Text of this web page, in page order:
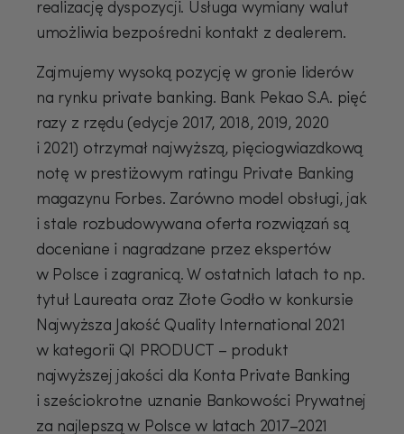
realizację dyspozycji. Usługa wymiany walut
umożliwia bezpośredni kontakt z dealerem.
Zajmujemy wysoką pozycję w gronie liderów
na rynku private banking. Bank Pekao S.A. pięć
razy z rzędu (edycje 2017, 2018, 2019, 2020
i 2021) otrzymał najwyższą, pięciogwiazdkową
notę w prestiżowym ratingu Private Banking
magazynu Forbes. Zarówno model obsługi, jak
i stale rozbudowywana oferta rozwiązań są
doceniane i nagradzane przez ekspertów
w Polsce i zagranicą. W ostatnich latach to np.
tytuł Laureata oraz Złote Godło w konkursie
Najwyższa Jakość Quality International 2021
w kategorii QI PRODUCT – produkt
najwyższej jakości dla Konta Private Banking
i sześciokrotne uznanie Bankowości Prywatnej
za najlepszą w Polsce w latach 2017–2021